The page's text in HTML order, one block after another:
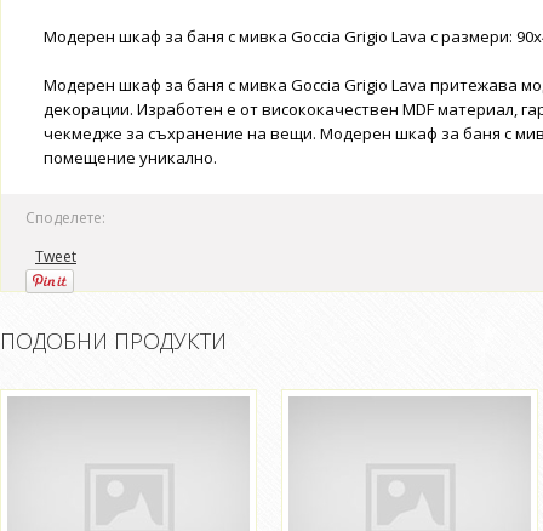
Модерен шкаф за баня с мивка Goccia Grigio Lava с размери:
Модерен шкаф за баня с мивка Goccia Grigio Lava притежава
декорации. Изработен е от висококачествен MDF материал,
чекмедже за съхранение на вещи. Модерен шкаф за баня с
помещение уникално.
Споделете:
Tweet
ПОДОБНИ ПРОДУКТИ